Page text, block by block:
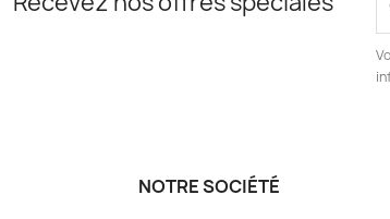
NOTRE SOCIÉTÉ